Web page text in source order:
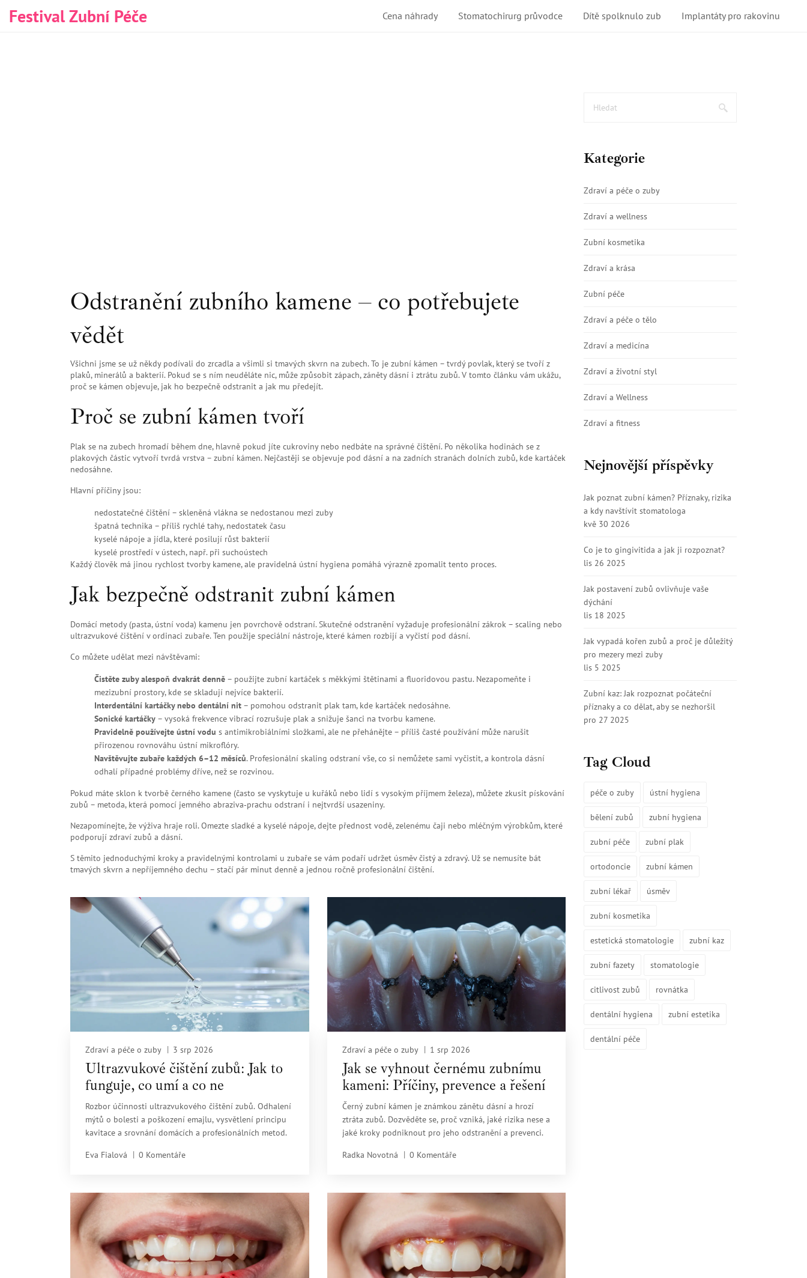
Festival Zubní Péče Cena náhrady Stomatochirurg průvodce Dítě spolknulo zub Implantáty pro rakovinu
Odstranění zubního kamene – co potřebujete
vědět
Všichni jsme se už někdy podívali do zrcadla a všimli si tmavých skvrn na zubech. To je zubní kámen – tvrdý povlak, který se tvoří z
plaků, minerálů a bakterií. Pokud se s ním neuděláte nic, může způsobit zápach, záněty dásní i ztrátu zubů. V tomto článku vám ukážu,
proč se kámen objevuje, jak ho bezpečně odstranit a jak mu předejít.
Proč se zubní kámen tvoří
Plak se na zubech hromadí během dne, hlavně pokud jíte cukroviny nebo nedbáte na správné čištění. Po několika hodinách se z
plakových částic vytvoří tvrdá vrstva – zubní kámen. Nejčastěji se objevuje pod dásní a na zadních stranách dolních zubů, kde kartáček
nedosáhne.
Hlavní příčiny jsou:
nedostatečné čištění – skleněná vlákna se nedostanou mezi zuby
špatná technika – příliš rychlé tahy, nedostatek času
kyselé nápoje a jídla, které posilují růst bakterií
kyselé prostředí v ústech, např. při suchoústech
Každý člověk má jinou rychlost tvorby kamene, ale pravidelná ústní hygiena pomáhá výrazně zpomalit tento proces.
Jak bezpečně odstranit zubní kámen
Domácí metody (pasta, ústní voda) kamenu jen povrchově odstraní. Skutečné odstranění vyžaduje profesionální zákrok – scaling nebo
ultrazvukové čištění v ordinaci zubaře. Ten použije speciální nástroje, které kámen rozbijí a vyčistí pod dásní.
Co můžete udělat mezi návštěvami:
Čistěte zuby alespoň dvakrát denně – použijte zubní kartáček s měkkými štětinami a fluoridovou pastu. Nezapomeňte i
mezizubní prostory, kde se skladují nejvíce bakterií.
Interdentální kartáčky nebo dentální nit – pomohou odstranit plak tam, kde kartáček nedosáhne.
Sonické kartáčky – vysoká frekvence vibrací rozrušuje plak a snižuje šanci na tvorbu kamene.
Pravidelně používejte ústní vodu s antimikrobiálními složkami, ale ne přehánějte – příliš časté používání může narušit
přirozenou rovnováhu ústní mikroflóry.
Navštěvujte zubaře každých 6–12 měsíců. Profesionální skaling odstraní vše, co si nemůžete sami vyčistit, a kontrola dásní
odhalí případné problémy dříve, než se rozvinou.
Pokud máte sklon k tvorbě černého kamene (často se vyskytuje u kuřáků nebo lidí s vysokým příjmem železa), můžete zkusit pískování
zubů – metoda, která pomocí jemného abraziva‑prachu odstraní i nejtvrdší usazeniny.
Nezapomínejte, že výživa hraje roli. Omezte sladké a kyselé nápoje, dejte přednost vodě, zelenému čaji nebo mléčným výrobkům, které
podporují zdraví zubů a dásní.
S těmito jednoduchými kroky a pravidelnými kontrolami u zubaře se vám podaří udržet úsměv čistý a zdravý. Už se nemusíte bát
tmavých skvrn a nepříjemného dechu – stačí pár minut denně a jednou ročně profesionální čištění.
Zdraví a péče o zuby 3 srp 2026
Ultrazvukové čištění zubů: Jak to
funguje, co umí a co ne
Rozbor účinnosti ultrazvukového čištění zubů. Odhalení
mýtů o bolesti a poškození emajlu, vysvětlení principu
kavitace a srovnání domácích a profesionálních metod.
Eva Fialová 0 Komentáře
Zdraví a péče o zuby 1 srp 2026
Jak se vyhnout černému zubnímu
kameni: Příčiny, prevence a řešení
Černý zubní kámen je známkou zánětu dásní a hrozí
ztráta zubů. Dozvěděte se, proč vzniká, jaké rizika nese a
jaké kroky podniknout pro jeho odstranění a prevenci.
Radka Novotná 0 Komentáře
Kategorie
Zdraví a péče o zuby
Zdraví a wellness
Zubní kosmetika
Zdraví a krása
Zubní péče
Zdraví a péče o tělo
Zdraví a medicína
Zdraví a životní styl
Zdraví a Wellness
Zdraví a fitness
Nejnovější příspěvky
Jak poznat zubní kámen? Příznaky, rizika
a kdy navštívit stomatologa
kvě 30 2026
Co je to gingivitida a jak ji rozpoznat?
lis 26 2025
Jak postavení zubů ovlivňuje vaše
dýchání
lis 18 2025
Jak vypadá kořen zubů a proč je důležitý
pro mezery mezi zuby
lis 5 2025
Zubní kaz: Jak rozpoznat počáteční
příznaky a co dělat, aby se nezhoršil
pro 27 2025
Tag Cloud
péče o zuby ústní hygiena
bělení zubů zubní hygiena
zubní péče zubní plak
ortodoncie zubní kámen
zubní lékař úsměv
zubní kosmetika
estetická stomatologie zubní kaz
zubní fazety stomatologie
citlivost zubů rovnátka
dentální hygiena zubní estetika
dentální péče